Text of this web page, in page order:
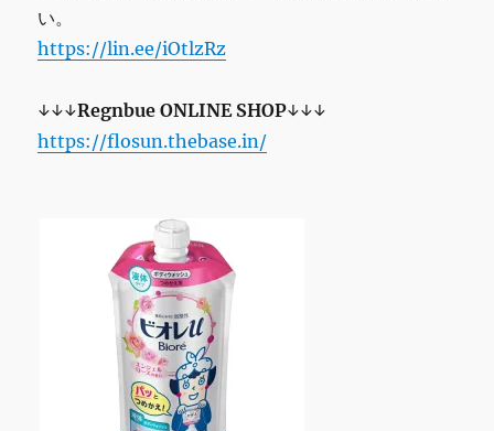
い。
https://lin.ee/iOtlzRz
↓↓↓RegnbueONLINE SHOP↓↓↓
https://flosun.thebase.in/